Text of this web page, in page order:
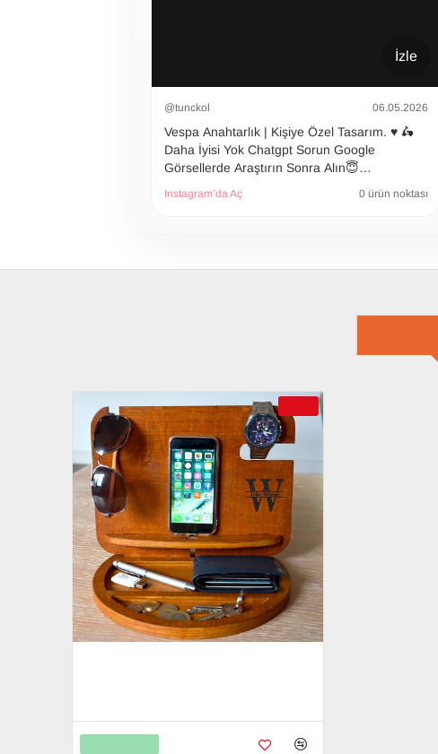
İzle
@tunckol 06.05.2026
Vespa Anahtarlık | Kişiye Özel Tasarım. ♥️ 🛵
Daha İyisi Yok Chatgpt Sorun Google
Görsellerde Araştırın Sonra Alın😇…
Instagram’da Aç 0 ürün noktası